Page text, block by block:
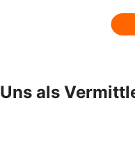
Uns als